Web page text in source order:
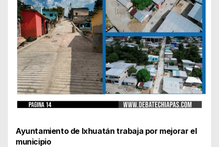
Ayuntamiento de Ixhuatán trabaja por mejorar el
municipio